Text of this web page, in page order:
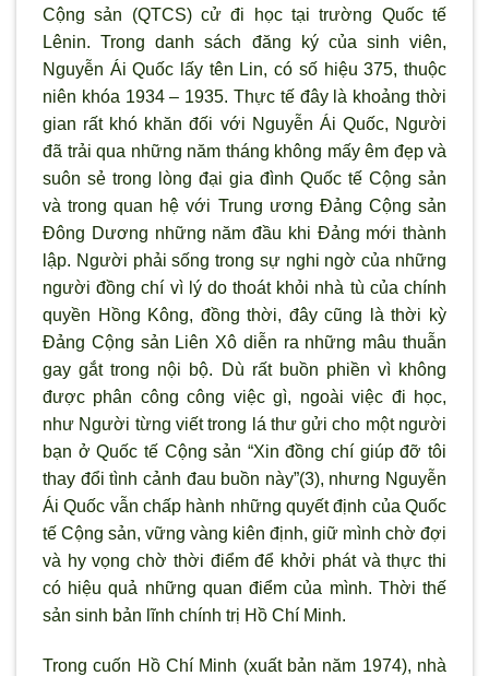
Cộng sản (QTCS) cử đi học tại trường Quốc tế
Lênin. Trong danh sách đăng ký của sinh viên,
Nguyễn Ái Quốc lấy tên Lin, có số hiệu 375, thuộc
niên khóa 1934 – 1935. Thực tế đây là khoảng thời
gian rất khó khăn đối với Nguyễn Ái Quốc, Người
đã trải qua những năm tháng không mấy êm đẹp và
suôn sẻ trong lòng đại gia đình Quốc tế Cộng sản
và trong quan hệ với Trung ương Đảng Cộng sản
Đông Dương những năm đầu khi Đảng mới thành
lập. Người phải sống trong sự nghi ngờ của những
người đồng chí vì lý do thoát khỏi nhà tù của chính
quyền Hồng Kông, đồng thời, đây cũng là thời kỳ
Đảng Cộng sản Liên Xô diễn ra những mâu thuẫn
gay gắt trong nội bộ. Dù rất buồn phiền vì không
được phân công công việc gì, ngoài việc đi học,
như Người từng viết trong lá thư gửi cho một người
bạn ở Quốc tế Cộng sản “Xin đồng chí giúp đỡ tôi
thay đổi tình cảnh đau buồn này”(3), nhưng Nguyễn
Ái Quốc vẫn chấp hành những quyết định của Quốc
tế Cộng sản, vững vàng kiên định, giữ mình chờ đợi
và hy vọng chờ thời điểm để khởi phát và thực thi
có hiệu quả những quan điểm của mình. Thời thế
sản sinh bản lĩnh chính trị Hồ Chí Minh.
Trong cuốn Hồ Chí Minh (xuất bản năm 1974), nhà